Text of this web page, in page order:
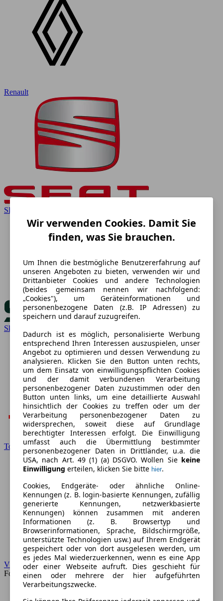
Renault
SEAT
Skoda
Toyota
VW
Forum
Wir verwenden Cookies. Damit Sie
finden, was Sie brauchen.
Um Ihnen die bestmögliche Benutzererfahrung auf
unseren Angeboten zu bieten, verwenden wir und
Drittanbieter Cookies und andere Technologien
(beides gemeinsam nennen wir nachfolgend:
„Cookies"), um Geräteinformationen und
personenbezogene Daten (z.B. IP Adressen) zu
speichern und darauf zuzugreifen.
Dadurch ist es möglich, personalisierte Werbung
entsprechend Ihren Interessen auszuspielen, unser
Angebot zu optimieren und dessen Verwendung zu
analysieren. Klicken Sie den Button unten rechts,
um dem Einsatz von einwilligungspflichten Cookies
und der damit verbundenen Verarbeitung
personenbezogener Daten zuzustimmen oder den
Button unten links, um eine detaillierte Auswahl
hinsichtlich der Cookies zu treffen oder um der
Verarbeitung personenbezogener Daten zu
widersprechen, soweit diese auf Grundlage
berechtigter Interessen erfolgt. Die Einwilligung
umfasst auch die Übermittlung bestimmter
personenbezogener Daten in Drittländer, u.a. die
USA, nach Art. 49 (1) (a) DSGVO. Wollen Sie keine
Einwilligung erteilen, klicken Sie bitte hier.
Cookies, Endgeräte- oder ähnliche Online-
Kennungen (z. B. login-basierte Kennungen, zufällig
generierte Kennungen, netzwerkbasierte
Kennungen) können zusammen mit anderen
Informationen (z. B. Browsertyp und
Browserinformationen, Sprache, Bildschirmgröße,
unterstützte Technologien usw.) auf Ihrem Endgerät
gespeichert oder von dort ausgelesen werden, um
es jedes Mal wiederzuerkennen, wenn es eine App
oder einer Webseite aufruft. Dies geschieht für
einen oder mehrere der hier aufgeführten
Verarbeitungszwecke.